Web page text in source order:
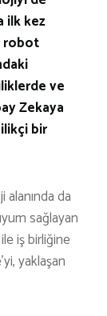
ilk kez
robot
ve
Zekaya
bir
da
sağlayan
iş birliğine
yaklaşan